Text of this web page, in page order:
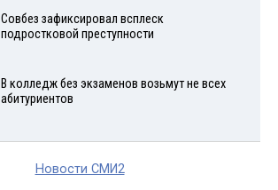
Совбез зафиксировал всплеск
подростковой преступности
В колледж без экзаменов возьмут не всех
абитуриентов
Новости СМИ2